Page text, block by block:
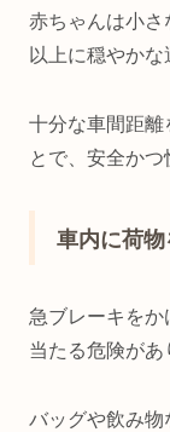
赤ちゃんは小
以上に穏やかな
十分な車間距離
とで、安全かつ
車内に荷
急ブレーキをか
当たる危険があ
バッグや飲み